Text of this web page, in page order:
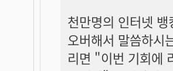
천만명의 인터넷
오버해서 말씀하시
리면 "이번 기회에